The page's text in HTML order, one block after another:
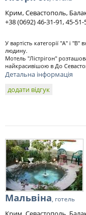
Крим, Севастополь,
+38 (0692) 46-31-91, 45-
У вартість категорії "А" і
людину.
Мотель "Лістрігон"
найкрасивішою в До
Детальна інформація
додати відгук
Мальвіна, готель